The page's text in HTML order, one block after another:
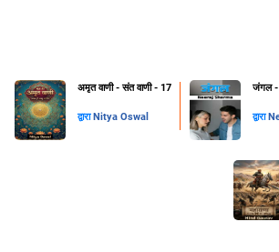
अमृत वाणी - संत वाणी - 17
द्वारा Nitya Oswal
जंगल -
द्वारा